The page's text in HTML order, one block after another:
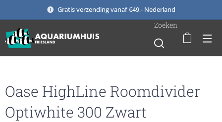
Gratis verzending vanaf €49,- Nederland
Zoeken
Oase HighLine Roomdivider
Optiwhite 300 Zwart